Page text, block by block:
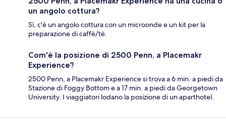
un angolo cottura?
Sì, c'è un angolo cottura con un microonde e un kit per la
preparazione di caffè/tè.
Com'è la posizione di 2500 Penn, a Placemakr
Experience?
2500 Penn, a Placemakr Experience si trova a 6 min. a piedi da
Stazione di Foggy Bottom e a 17 min. a piedi da Georgetown
University. I viaggiatori lodano la posizione di un aparthotel.